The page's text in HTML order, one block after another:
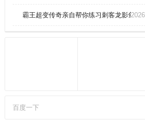
霸王超变传奇亲自帮你练习刺客龙影剑法
百度一下